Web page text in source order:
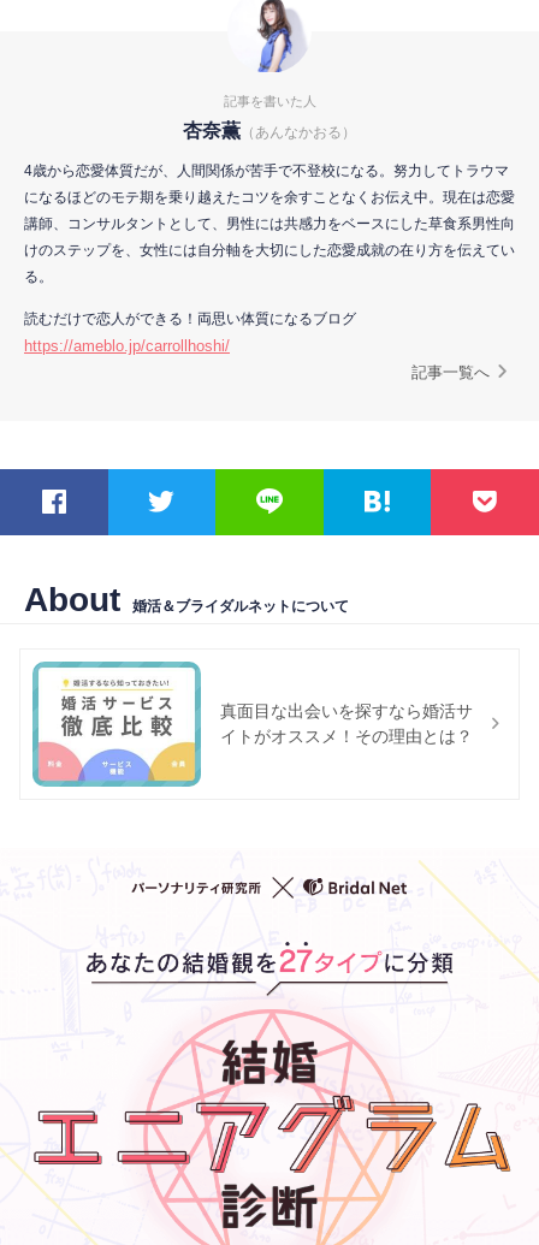
記事を書いた人
杏奈薫 （あんなかおる）
4歳から恋愛体質だが、人間関係が苦手で不登校になる。努力してトラウマ
になるほどのモテ期を乗り越えたコツを余すことなくお伝え中。現在は恋愛
講師、コンサルタントとして、男性には共感力をベースにした草食系男性向
けのステップを、女性には自分軸を大切にした恋愛成就の在り方を伝えてい
る。
読むだけで恋人ができる！両思い体質になるブログ
https://ameblo.jp/carrollhoshi/
記事一覧へ
About 婚活＆ブライダルネットについて
真面目な出会いを探すなら婚活サ
イトがオススメ！その理由とは？